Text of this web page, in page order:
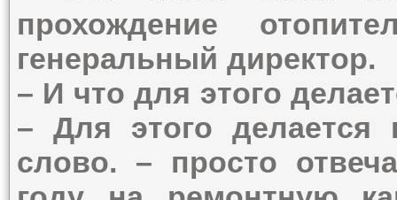
прохождение
генеральный директор.
– И что для этого
– Для этого
слово. – просто